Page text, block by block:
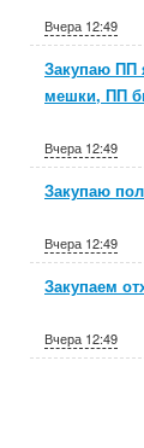
Вчера 12:49
Закупаю ПП
мешки, ПП
Вчера 12:49
Закупаю
Вчера 12:49
Закупаем
Вчера 12:49